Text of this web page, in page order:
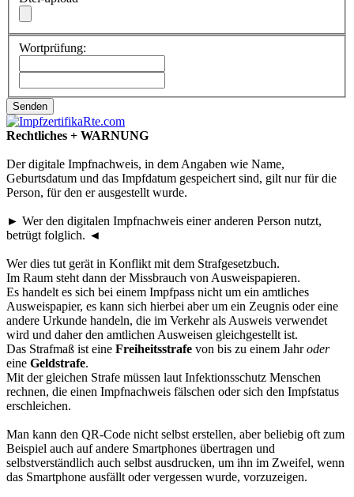
Wortprüfung:
Rechtliches + WARNUNG
Der digitale Impfnachweis, in dem Angaben wie Name,
Geburtsdatum und das Impfdatum gespeichert sind, gilt nur für die
Person, für den er ausgestellt wurde.
► Wer den digitalen Impfnachweis einer anderen Person nutzt,
betrügt folglich. ◄
Wer dies tut gerät in Konflikt mit dem Strafgesetzbuch.
Im Raum steht dann der Missbrauch von Ausweispapieren.
Es handelt es sich bei einem Impfpass nicht um ein amtliches
Ausweispapier, es kann sich hierbei aber um ein Zeugnis oder eine
andere Urkunde handeln, die im Verkehr als Ausweis verwendet
wird und daher den amtlichen Ausweisen gleichgestellt ist.
Das Strafmaß ist eine Freiheitsstrafe von bis zu einem Jahroder
eine Geldstrafe.
Mit der gleichen Strafe müssen laut Infektionsschutz Menschen
rechnen, die einen Impfnachweis fälschen oder sich den Impfstatus
erschleichen.
Man kann den QR-Code nicht selbst erstellen, aber beliebig oft zum
Beispiel auch auf andere Smartphones übertragen und
selbstverständlich auch selbst ausdrucken, um ihn im Zweifel, wenn
das Smartphone ausfällt oder vergessen wurde, vorzuzeigen.